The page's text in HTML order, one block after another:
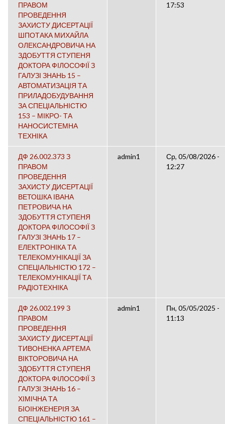
ПРАВОМ
ПРОВЕДЕННЯ
ЗАХИСТУ ДИСЕРТАЦІЇ
ШПОТАКА МИХАЙЛА
ОЛЕКСАНДРОВИЧА НА
ЗДОБУТТЯ СТУПЕНЯ
ДОКТОРА ФІЛОСОФІЇ З
ГАЛУЗІ ЗНАНЬ 15 –
АВТОМАТИЗАЦІЯ ТА
ПРИЛАДОБУДУВАННЯ
ЗА СПЕЦІАЛЬНІСТЮ
153 – МІКРО- ТА
НАНОСИСТЕМНА
ТЕХНІКА
17:53
ДФ 26.002.373 З
ПРАВОМ
ПРОВЕДЕННЯ
ЗАХИСТУ ДИСЕРТАЦІЇ
ВЕТОШКА ІВАНА
ПЕТРОВИЧА НА
ЗДОБУТТЯ СТУПЕНЯ
ДОКТОРА ФІЛОСОФІЇ З
ГАЛУЗІ ЗНАНЬ 17 –
ЕЛЕКТРОНІКА ТА
ТЕЛЕКОМУНІКАЦІЇ ЗА
СПЕЦІАЛЬНІСТЮ 172 –
ТЕЛЕКОМУНІКАЦІЇ ТА
РАДІОТЕХНІКА
admin1
Ср, 05/08/2026 -
12:27
ДФ 26.002.199 З
ПРАВОМ
ПРОВЕДЕННЯ
ЗАХИСТУ ДИСЕРТАЦІЇ
ТИВОНЕНКА АРТЕМА
ВІКТОРОВИЧА НА
ЗДОБУТТЯ СТУПЕНЯ
ДОКТОРА ФІЛОСОФІЇ З
ГАЛУЗІ ЗНАНЬ 16 –
ХІМІЧНА ТА
БІОІНЖЕНЕРІЯ ЗА
СПЕЦІАЛЬНІСТЮ 161 –
admin1
Пн, 05/05/2025 -
11:13